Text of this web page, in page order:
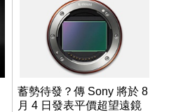
蓄勢待發？傳 Sony 將於 8
月 4 日發表平價超望遠鏡